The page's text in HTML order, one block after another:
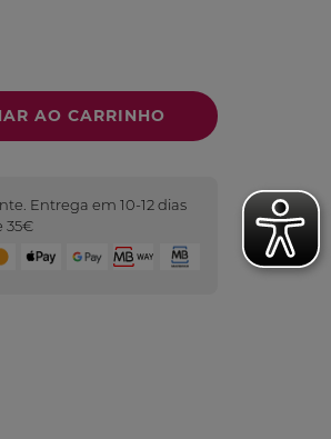
Entrega em 10-12 dias
35€